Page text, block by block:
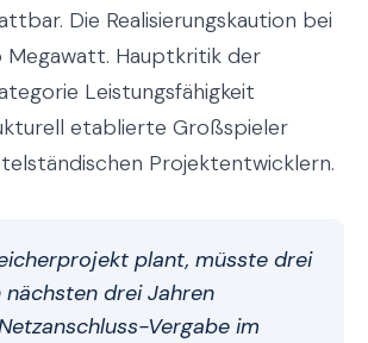
Die Realisierungskaution bei
Megawatt. Hauptkritik der
Leistungsfähigkeit
etablierte Großspieler
Projektentwicklern.
plant, müsste drei
nächsten drei Jahren
Vergabe im